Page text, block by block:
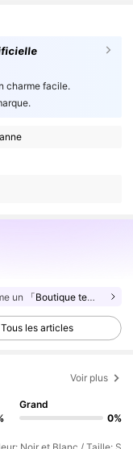
charme facile.
un 「Boutique tendance」
Tous les articles
Voir plus
Grand
0%